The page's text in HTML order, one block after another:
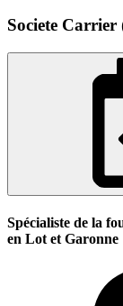
Societe Carrier
Spécialiste de la
en Lot et Garonne